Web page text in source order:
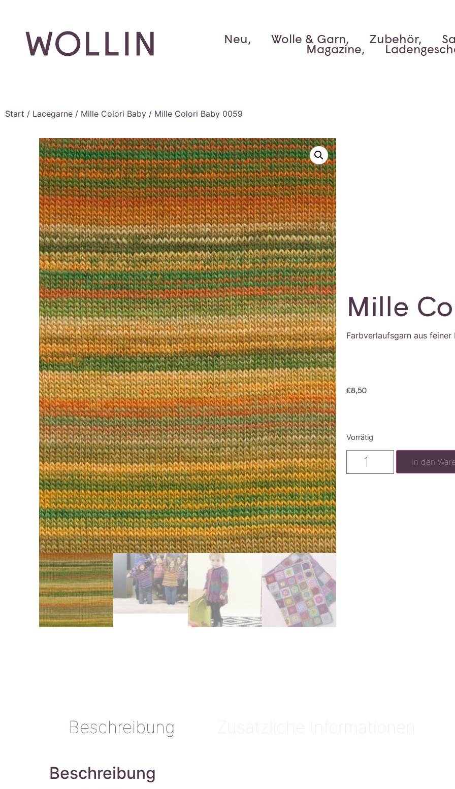
Neu, Wolle & Garn, Zubehör,
Magazine,
Start / Lacegarne / Mille Colori Baby / Mille Colori Baby 0059
Mille
Farbverlaufsgarn aus
€8,50
Vorrätig
In den
Beschreibung Zusätzliche Informationen
Beschreibung